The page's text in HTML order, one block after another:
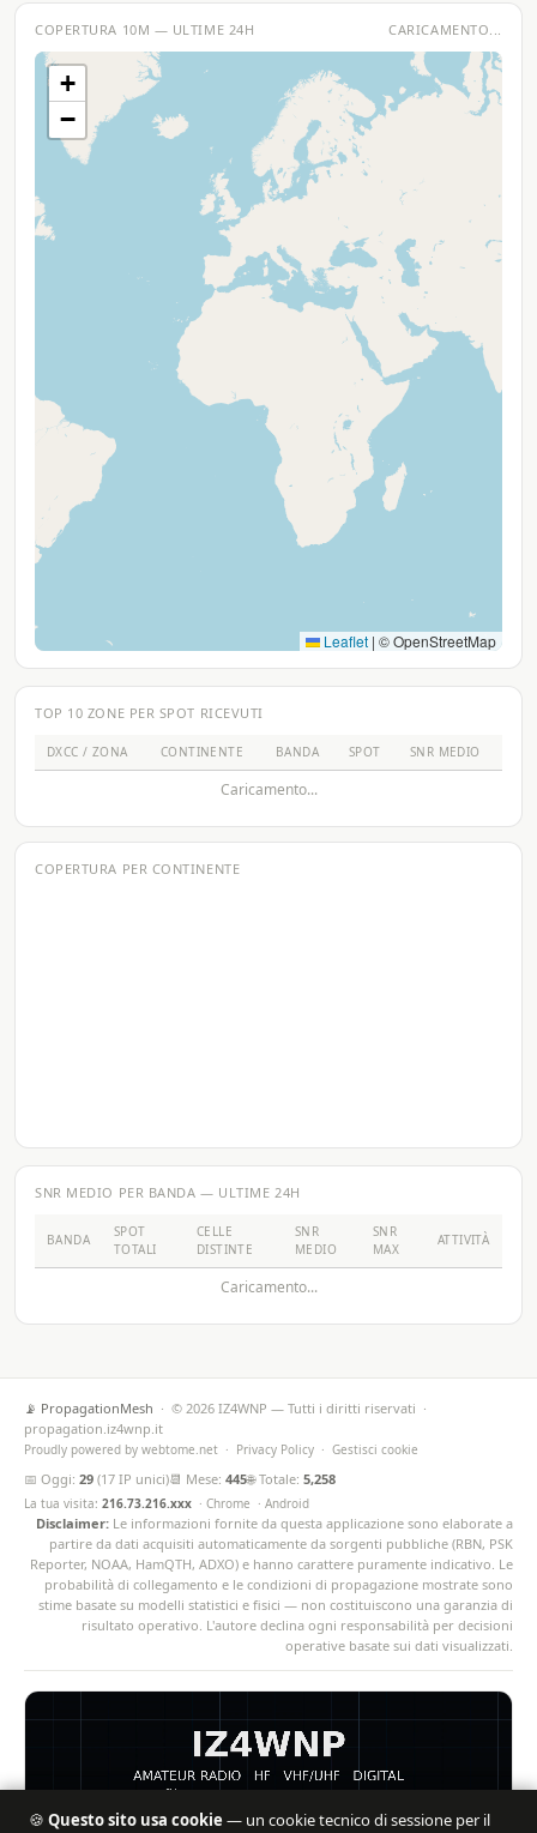
🍪 Questo sito usa cookie — un cookie tecnico di sessione per il
COPERTURA 10M — ULTIME 24H CARICAMENTO...
+
−
Leaflet | © OpenStreetMap
TOP 10 ZONE PER SPOT RICEVUTI
DXCC / ZONA CONTINENTE BANDA SPOT SNR MEDIO
Caricamento...
COPERTURA PER CONTINENTE
SNR MEDIO PER BANDA — ULTIME 24H
BANDA
SPOT
TOTALI
CELLE
DISTINTE
SNR
MEDIO
SNR
MAX
ATTIVITÀ
Caricamento...
📡 PropagationMesh · © 2026 IZ4WNP — Tutti i diritti riservati ·
propagation.iz4wnp.it
Proudly powered by webtome.net · Privacy Policy · Gestisci cookie
📅 Oggi: 29 (17 IP unici)📆 Mese: 445🌐 Totale: 5,258
La tua visita: 216.73.216.xxx · Chrome · Android
Disclaimer: Le informazioni fornite da questa applicazione sono elaborate a
partire da dati acquisiti automaticamente da sorgenti pubbliche (RBN, PSK
Reporter, NOAA, HamQTH, ADXO) e hanno carattere puramente indicativo. Le
probabilità di collegamento e le condizioni di propagazione mostrate sono
stime basate su modelli statistici e fisici — non costituiscono una garanzia di
risultato operativo. L'autore declina ogni responsabilità per decisioni
operative basate sui dati visualizzati.